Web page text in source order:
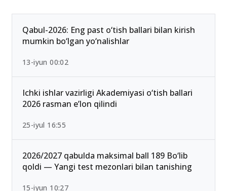
Qabul-2026: Eng past o‘tish ballari bilan kirish
mumkin bo‘lgan yo‘nalishlar
13-iyun 00:02
Ichki ishlar vazirligi Akademiyasi o‘tish ballari
2026 rasman e’lon qilindi
25-iyul 16:55
2026/2027 qabulda maksimal ball 189 Bo‘lib
qoldi — Yangi test mezonlari bilan tanishing
15-iyun 10:27